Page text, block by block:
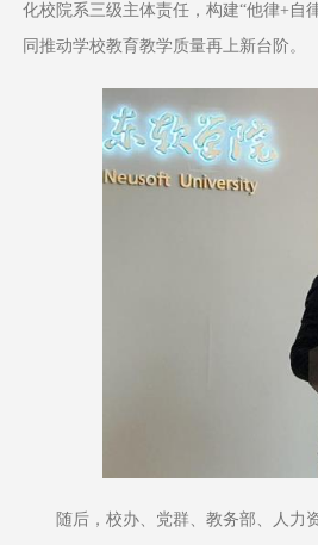
化校院系三级主体责任，构建“他律+自
同推动学校教育教学质量再上新台阶。
随后，校办、党群、教务部、人力